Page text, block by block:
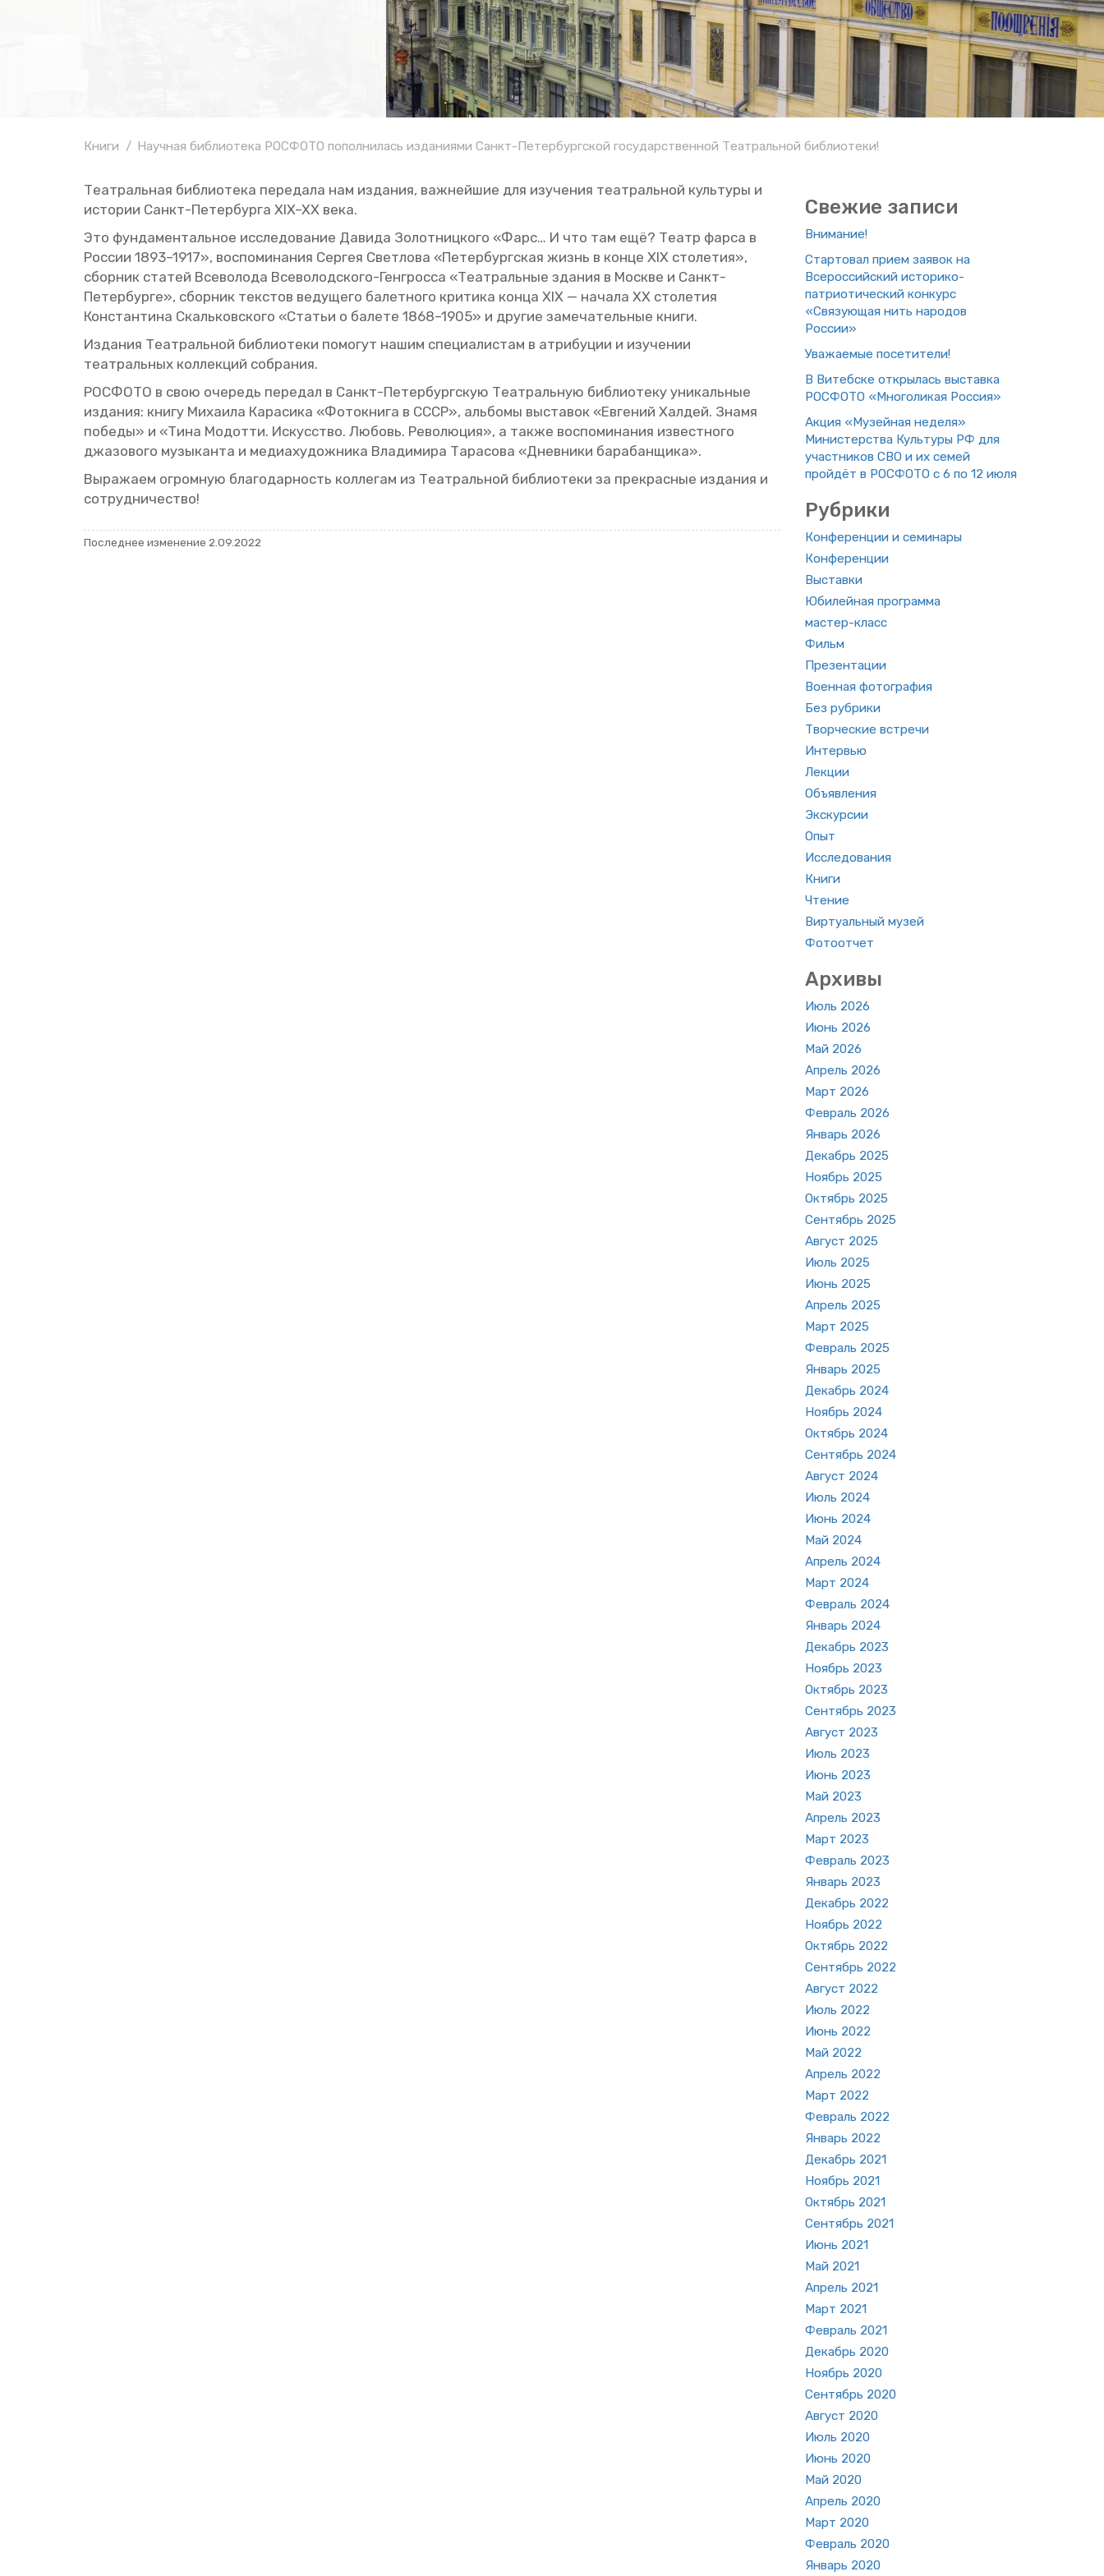
Книги Научная библиотека РОСФОТО пополнилась изданиями Санкт-Петербургской государственной Театральной библиотеки!
Те­ат­раль­ная биб­лио­те­ка пе­ре­да­ла нам из­да­ния, важ­ней­шие для изу­че­ния те­ат­раль­ной куль­ту­ры и
ис­то­рии Санкт-Пе­тер­бур­га XIX–XX века.
Это фун­да­мен­таль­ное ис­сле­до­ва­ние Да­ви­да Зо­лот­ниц­ко­го «Фарс… И что там ещё? Театр фарса в
Рос­сии 1893–1917», вос­по­ми­на­ния Сер­гея Свет­ло­ва «Пе­тер­бург­ская жизнь в конце XIX сто­ле­тия»,
сбор­ник ста­тей Все­во­ло­да Все­во­лод­ско­го-Ген­грос­са «Те­ат­раль­ные зда­ния в Москве и Санкт-
Пе­тер­бур­ге», сбор­ник тек­стов ве­ду­ще­го ба­лет­но­го кри­ти­ка конца XIX — на­ча­ла ХХ сто­ле­тия
Кон­стан­ти­на Скаль­ков­ско­го «Ста­тьи о ба­ле­те 1868–1905» и дру­гие за­ме­ча­тель­ные книги.
Из­да­ния Те­ат­раль­ной биб­лио­те­ки по­мо­гут нашим спе­ци­а­ли­стам в ат­ри­бу­ции и изу­че­нии
те­ат­раль­ных кол­лек­ций со­бра­ния.
РОС­ФО­ТО в свою оче­редь пе­ре­дал в Санкт-Пе­тер­бург­скую Те­ат­раль­ную биб­лио­те­ку уни­каль­ные
из­да­ния: книгу Ми­ха­и­ла Ка­ра­си­ка «Фо­ток­ни­га в СССР», аль­бо­мы вы­ста­вок «Ев­ге­ний Хал­дей. Знамя
по­бе­ды» и «Тина Мо­дот­ти. Ис­кус­ство. Лю­бовь. Ре­во­лю­ция», а также вос­по­ми­на­ния из­вест­но­го
джа­зо­во­го му­зы­кан­та и ме­диа­ху­дож­ни­ка Вла­ди­ми­ра Та­ра­со­ва «Днев­ни­ки ба­ра­бан­щи­ка».
Вы­ра­жа­ем огром­ную бла­го­дар­ность кол­ле­гам из Те­ат­раль­ной биб­лио­те­ки за пре­крас­ные из­да­ния и
со­труд­ни­че­ство!
По­след­нее из­ме­не­ние 2.09.2022
Све­жие за­пи­си
Вни­ма­ние!
Стар­то­вал прием за­явок на
Все­рос­сий­ский ис­то­ри­ко-
пат­ри­о­ти­че­ский кон­курс
«Свя­зу­ю­щая нить на­ро­дов
Рос­сии»
Ува­жа­е­мые по­се­ти­те­ли!
В Ви­теб­ске от­кры­лась вы­став­ка
РОС­ФО­ТО «Мно­го­ли­кая Рос­сия»
Акция «Му­зей­ная неде­ля»
Ми­ни­стер­ства Куль­ту­ры РФ для
участ­ни­ков СВО и их семей
прой­дёт в РОС­ФО­ТО с 6 по 12 июля
Руб­ри­ки
Кон­фе­рен­ции и се­ми­на­ры
Кон­фе­рен­ции
Вы­став­ки
Юби­лей­ная про­грам­ма
ма­стер-класс
Фильм
Пре­зен­та­ции
Во­ен­ная фо­то­гра­фия
Без руб­ри­ки
Твор­че­ские встре­чи
Ин­тер­вью
Лек­ции
Объ­яв­ле­ния
Экс­кур­сии
Опыт
Ис­сле­до­ва­ния
Книги
Чте­ние
Вир­ту­аль­ный музей
Фо­то­от­чет
Ар­хи­вы
Июль 2026
Июнь 2026
Май 2026
Ап­рель 2026
Март 2026
Фев­раль 2026
Ян­варь 2026
Де­кабрь 2025
Но­ябрь 2025
Ок­тябрь 2025
Сен­тябрь 2025
Ав­густ 2025
Июль 2025
Июнь 2025
Ап­рель 2025
Март 2025
Фев­раль 2025
Ян­варь 2025
Де­кабрь 2024
Но­ябрь 2024
Ок­тябрь 2024
Сен­тябрь 2024
Ав­густ 2024
Июль 2024
Июнь 2024
Май 2024
Ап­рель 2024
Март 2024
Фев­раль 2024
Ян­варь 2024
Де­кабрь 2023
Но­ябрь 2023
Ок­тябрь 2023
Сен­тябрь 2023
Ав­густ 2023
Июль 2023
Июнь 2023
Май 2023
Ап­рель 2023
Март 2023
Фев­раль 2023
Ян­варь 2023
Де­кабрь 2022
Но­ябрь 2022
Ок­тябрь 2022
Сен­тябрь 2022
Ав­густ 2022
Июль 2022
Июнь 2022
Май 2022
Ап­рель 2022
Март 2022
Фев­раль 2022
Ян­варь 2022
Де­кабрь 2021
Но­ябрь 2021
Ок­тябрь 2021
Сен­тябрь 2021
Июнь 2021
Май 2021
Ап­рель 2021
Март 2021
Фев­раль 2021
Де­кабрь 2020
Но­ябрь 2020
Сен­тябрь 2020
Ав­густ 2020
Июль 2020
Июнь 2020
Май 2020
Ап­рель 2020
Март 2020
Фев­раль 2020
Ян­варь 2020